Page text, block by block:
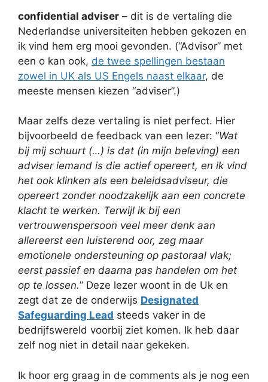
confidential adviser – dit is de vertaling die
Nederlandse universiteiten hebben gekozen en
ik vind hem erg mooi gevonden. (“Advisor” met
een o kan ook, de twee spellingen bestaan
zowel in UK als US Engels naast elkaar, de
meeste mensen kiezen “adviser”.)
Maar zelfs deze vertaling is niet perfect. Hier
bijvoorbeeld de feedback van een lezer: “Wat
bij mij schuurt (…) is dat (in mijn beleving) een
adviser iemand is die actief opereert, en ik vind
het ook klinken als een beleidsadviseur, die
opereert zonder noodzakelijk aan een concrete
klacht te werken. Terwijl ik bij een
vertrouwenspersoon veel meer denk aan
allereerst een luisterend oor, zeg maar
emotionele ondersteuning op pastoraal vlak;
eerst passief en daarna pas handelen om het
op te lossen.” Deze lezer woont in de Uk en
zegt dat ze de onderwijs Designated
Safeguarding Lead steeds vaker in de
bedrijfswereld voorbij ziet komen. Ik heb daar
zelf nog niet in detail naar gekeken.
Ik hoor erg graag in de comments als je nog een